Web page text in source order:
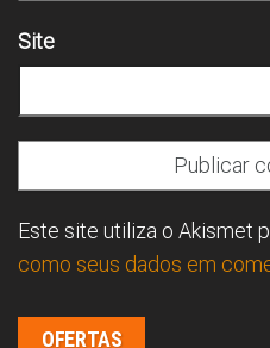
Site
Este site utiliza o Akismet
como seus dados em
OFERTAS